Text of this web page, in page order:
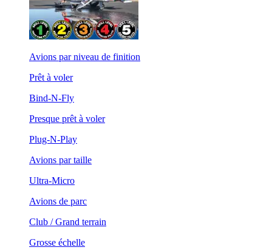
Avions par niveau de finition
Prêt à voler
Bind-N-Fly
Presque prêt à voler
Plug-N-Play
Avions par taille
Ultra-Micro
Avions de parc
Club / Grand terrain
Grosse échelle